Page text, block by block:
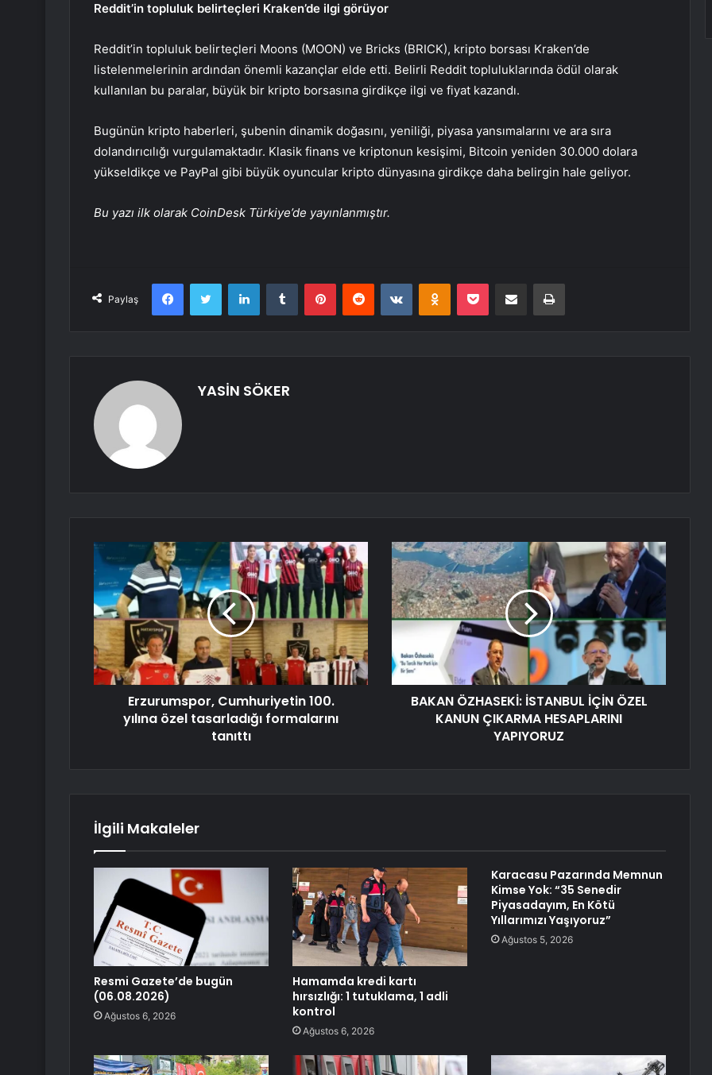
Reddit’in topluluk belirteçleri Kraken’de ilgi görüyor
Reddit’in topluluk belirteçleri Moons (MOON) ve Bricks (BRICK), kripto borsası Kraken’de
listelenmelerinin ardından önemli kazançlar elde etti. Belirli Reddit topluluklarında ödül olarak
kullanılan bu paralar, büyük bir kripto borsasına girdikçe ilgi ve fiyat kazandı.
Bugünün kripto haberleri, şubenin dinamik doğasını, yeniliği, piyasa yansımalarını ve ara sıra
dolandırıcılığı vurgulamaktadır. Klasik finans ve kriptonun kesişimi, Bitcoin yeniden 30.000 dolara
yükseldikçe ve PayPal gibi büyük oyuncular kripto dünyasına girdikçe daha belirgin hale geliyor.
Bu yazı ilk olarak CoinDesk Türkiye’de yayınlanmıştır.
Paylaş
FacebookTwitter LinkedInTumblr PinterestReddit VKontakteOdnoklassniki
Pocket E-Posta ile paylaş Yazdır
YASİN SÖKER
Erzurumspor, Cumhuriyetin 100.
yılına özel tasarladığı formalarını
tanıttı
BAKAN ÖZHASEKİ: İSTANBUL İÇİN ÖZEL
KANUN ÇIKARMA HESAPLARINI
YAPIYORUZ
İlgili Makaleler
Resmi Gazete’de bugün
(06.08.2026)
Ağustos 6, 2026
Hamamda kredi kartı
hırsızlığı: 1 tutuklama, 1 adli
kontrol
Ağustos 6, 2026
Karacasu Pazarında Memnun
Kimse Yok: “35 Senedir
Piyasadayım, En Kötü
Yıllarımızı Yaşıyoruz”
Ağustos 5, 2026